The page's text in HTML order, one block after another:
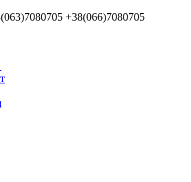
+38(066)7080705